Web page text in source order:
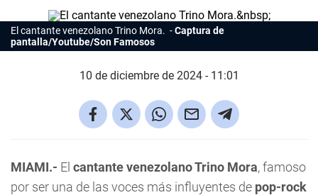
El cantantevenezolano Trino Mora.
Captura de
pantalla/Youtube/Son Famosos
10 de diciembre de 2024 - 11:01
MIAMI.- El cantante venezolano Trino Mora, famoso
por ser una de las voces más influyentes de pop-rock